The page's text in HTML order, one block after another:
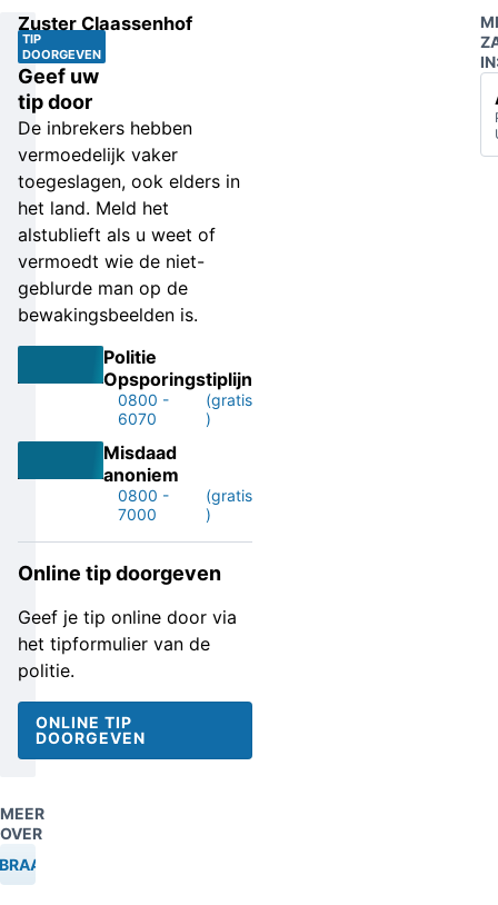
TIP
DOORGEVEN
Geef uw
tip door
De inbrekers hebben
vermoedelijk vaker
toegeslagen, ook elders in
het land. Meld het
alstublieft als u weet of
vermoedt wie de niet-
geblurde man op de
bewakingsbeelden is.
Politie
Opsporingstiplijn
0800 -
6070
(gratis
)
Misdaad
anoniem
0800 -
7000
(gratis
)
Online tip doorgeven
Geef je tip online door via
het tipformulier van de
politie.
ONLINE TIP
DOORGEVEN
Zuster Claassenhof
MEER
OVER